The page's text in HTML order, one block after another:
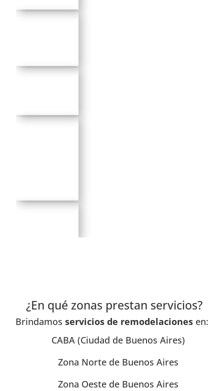
¿En qué zonas prestan servicios?
Brindamosservicios de remodelaciones en:
CABA (Ciudad de Buenos Aires)
Zona Norte de Buenos Aires
Zona Oeste de Buenos Aires